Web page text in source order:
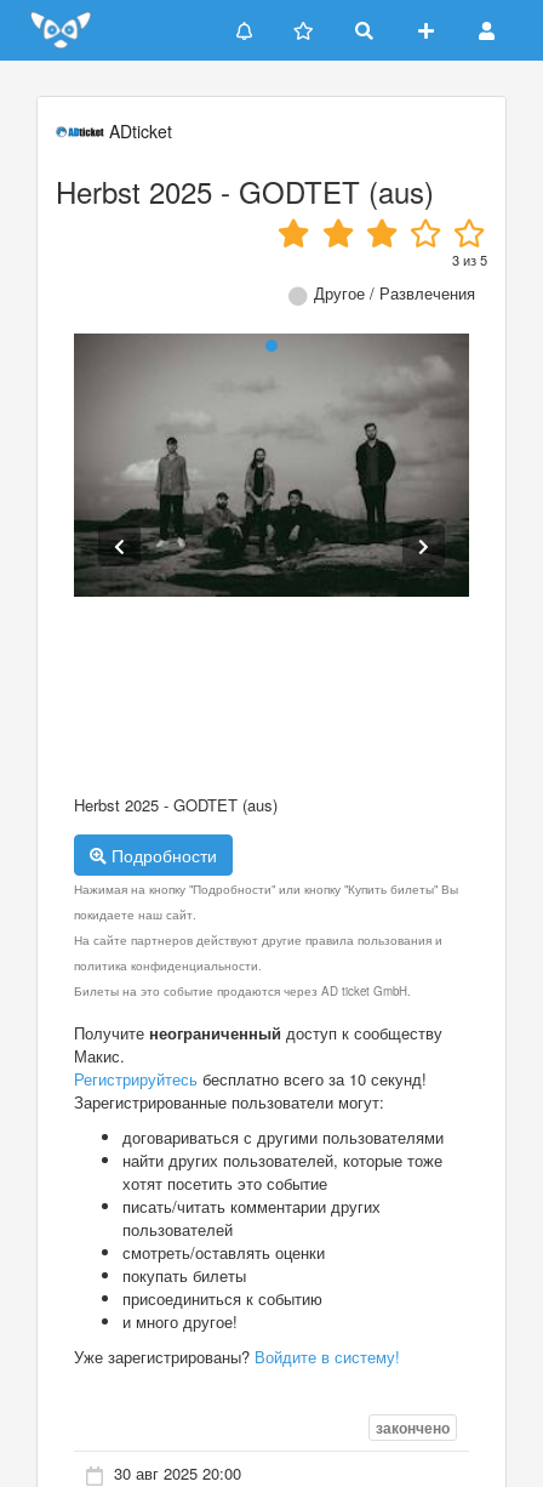
Update cookies preferences
ADticket
Herbst 2025 - GODTET (aus)
3из5
Другое / Развлечения
Herbst 2025 - GODTET (aus)
Подробности
Нажимая на кнопку "Подробности" или кнопку "Купить билеты" Вы
покидаете наш сайт.
На сайте партнеров действуют другие правила пользования и
политика конфиденциальности.
Билеты на это событие продаются через AD ticket GmbH.
Получите неограниченный доступ к сообществу
Макис.
Регистрируйтесь бесплатно всего за 10 секунд!
Зарегистрированные пользователи могут:
договариваться с другими пользователями
найти других пользователей, которые тоже
хотят посетить это событие
писать/читать комментарии других
пользователей
смотреть/оставлять оценки
покупать билеты
присоединиться к событию
и много другое!
Уже зарегистрированы? Войдите в систему!
закончено
30 авг 2025 20:00